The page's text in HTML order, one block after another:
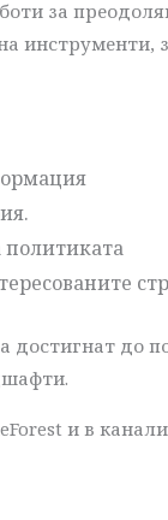
за
инструменти,
достигнат до
и в